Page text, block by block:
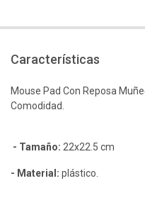
Características
Mouse Pad Con Reposa
Comodidad.
- Tamaño: 22x22.5 cm
- Material: plástico.